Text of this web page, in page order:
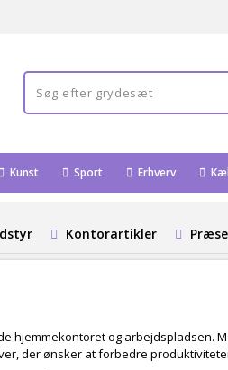
Kunst Sport Erhverv
Kontorartikler
hjemmekontoret og arbejdspladsen.
der ønsker at forbedre